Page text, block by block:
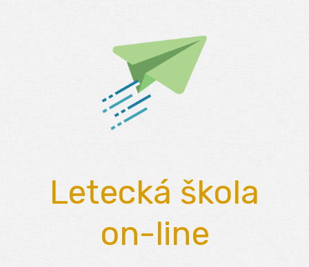
Letecká škola
on-line